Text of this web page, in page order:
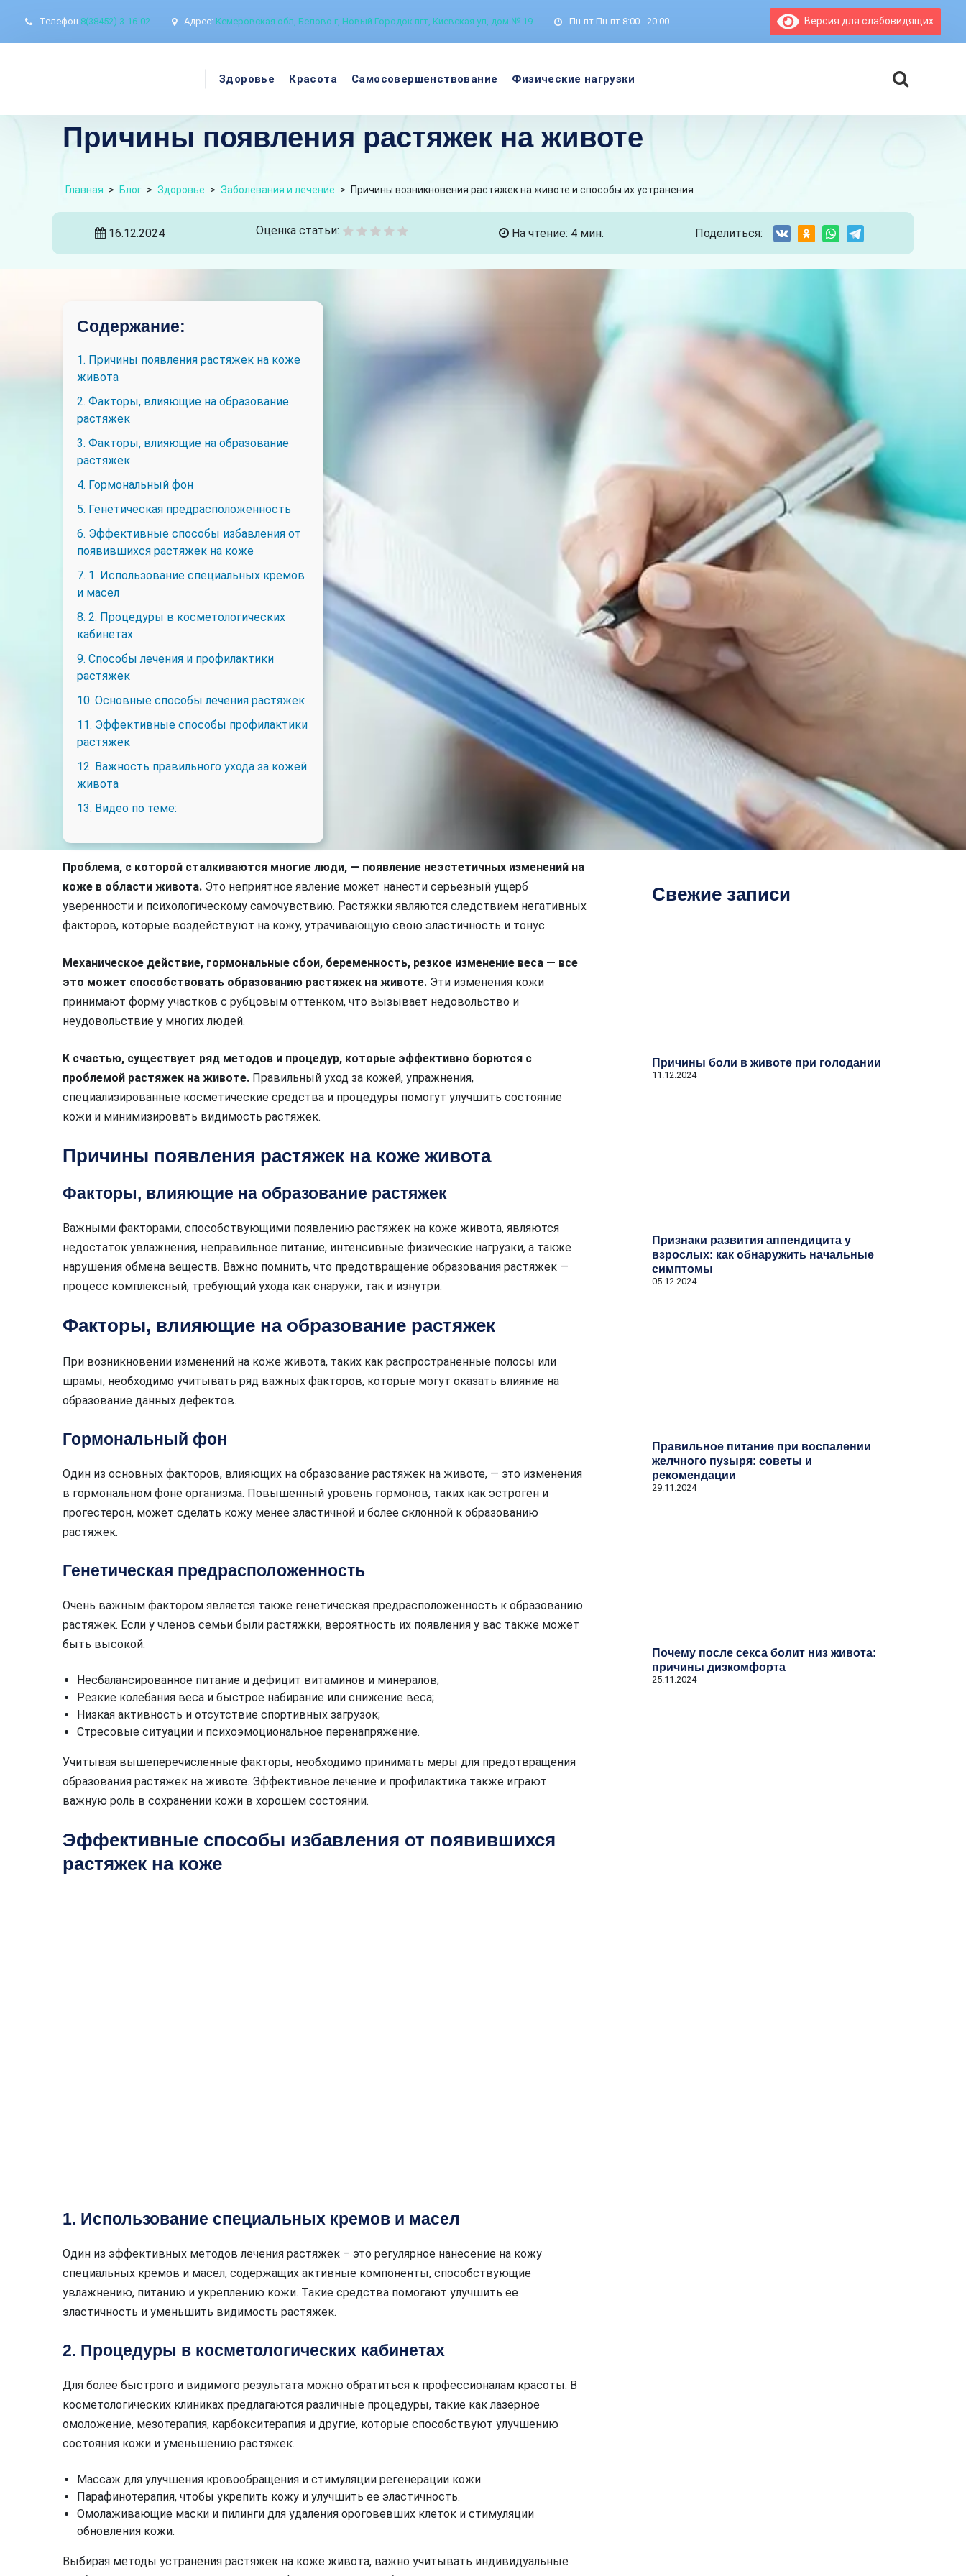
Телефон 8(38452) 3-16-02 Адрес: Кемеровская обл, Белово г, Новый Городок пгт, Киевская ул, дом № 19 Пн-пт Пн-пт 8:00 - 20:00 Версия для слабовидящих
Здоровье Красота Самосовершенствование Физические нагрузки
Причины появления растяжек на животе
Главная > Блог > Здоровье > Заболевания и лечение > Причины возникновения растяжек на животе и способы их устранения
16.12.2024 Оценка статьи: На чтение: 4 мин. Поделиться:
Содержание:
1. Причины появления растяжек на коже
живота
2. Факторы, влияющие на образование
растяжек
3. Факторы, влияющие на образование
растяжек
4. Гормональный фон
5. Генетическая предрасположенность
6. Эффективные способы избавления от
появившихся растяжек на коже
7. 1. Использование специальных кремов
и масел
8. 2. Процедуры в косметологических
кабинетах
9. Способы лечения и профилактики
растяжек
10. Основные способы лечения растяжек
11. Эффективные способы профилактики
растяжек
12. Важность правильного ухода за кожей
живота
13. Видео по теме:
Проблема, с которой сталкиваются многие люди, — появление неэстетичных изменений на
коже в области живота. Это неприятное явление может нанести серьезный ущерб
уверенности и психологическому самочувствию. Растяжки являются следствием негативных
факторов, которые воздействуют на кожу, утрачивающую свою эластичность и тонус.
Механическое действие, гормональные сбои, беременность, резкое изменение веса — все
это может способствовать образованию растяжек на животе. Эти изменения кожи
принимают форму участков с рубцовым оттенком, что вызывает недовольство и
неудовольствие у многих людей.
К счастью, существует ряд методов и процедур, которые эффективно борются с
проблемой растяжек на животе. Правильный уход за кожей, упражнения,
специализированные косметические средства и процедуры помогут улучшить состояние
кожи и минимизировать видимость растяжек.
Причины появления растяжек на коже живота
Факторы, влияющие на образование растяжек
Важными факторами, способствующими появлению растяжек на коже живота, являются
недостаток увлажнения, неправильное питание, интенсивные физические нагрузки, а также
нарушения обмена веществ. Важно помнить, что предотвращение образования растяжек —
процесс комплексный, требующий ухода как снаружи, так и изнутри.
Факторы, влияющие на образование растяжек
При возникновении изменений на коже живота, таких как распространенные полосы или
шрамы, необходимо учитывать ряд важных факторов, которые могут оказать влияние на
образование данных дефектов.
Гормональный фон
Один из основных факторов, влияющих на образование растяжек на животе, — это изменения
в гормональном фоне организма. Повышенный уровень гормонов, таких как эстроген и
прогестерон, может сделать кожу менее эластичной и более склонной к образованию
растяжек.
Генетическая предрасположенность
Очень важным фактором является также генетическая предрасположенность к образованию
растяжек. Если у членов семьи были растяжки, вероятность их появления у вас также может
быть высокой.
Несбалансированное питание и дефицит витаминов и минералов;
Резкие колебания веса и быстрое набирание или снижение веса;
Низкая активность и отсутствие спортивных загрузок;
Стресовые ситуации и психоэмоциональное перенапряжение.
Учитывая вышеперечисленные факторы, необходимо принимать меры для предотвращения
образования растяжек на животе. Эффективное лечение и профилактика также играют
важную роль в сохранении кожи в хорошем состоянии.
Эффективные способы избавления от появившихся
растяжек на коже
1. Использование специальных кремов и масел
Один из эффективных методов лечения растяжек – это регулярное нанесение на кожу
специальных кремов и масел, содержащих активные компоненты, способствующие
увлажнению, питанию и укреплению кожи. Такие средства помогают улучшить ее
эластичность и уменьшить видимость растяжек.
2. Процедуры в косметологических кабинетах
Для более быстрого и видимого результата можно обратиться к профессионалам красоты. В
косметологических клиниках предлагаются различные процедуры, такие как лазерное
омоложение, мезотерапия, карбокситерапия и другие, которые способствуют улучшению
состояния кожи и уменьшению растяжек.
Массаж для улучшения кровообращения и стимуляции регенерации кожи.
Парафинотерапия, чтобы укрепить кожу и улучшить ее эластичность.
Омолаживающие маски и пилинги для удаления ороговевших клеток и стимуляции
обновления кожи.
Выбирая методы устранения растяжек на коже живота, важно учитывать индивидуальные
Свежие записи
Причины боли в животе при голодании
11.12.2024
Признаки развития аппендицита у
взрослых: как обнаружить начальные
симптомы
05.12.2024
Правильное питание при воспалении
желчного пузыря: советы и
рекомендации
29.11.2024
Почему после секса болит низ живота:
причины дизкомфорта
25.11.2024